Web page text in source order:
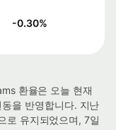
-0.30%
환율은 오늘 현재
을 반영합니다. 지난
로 유지되었으며, 7일